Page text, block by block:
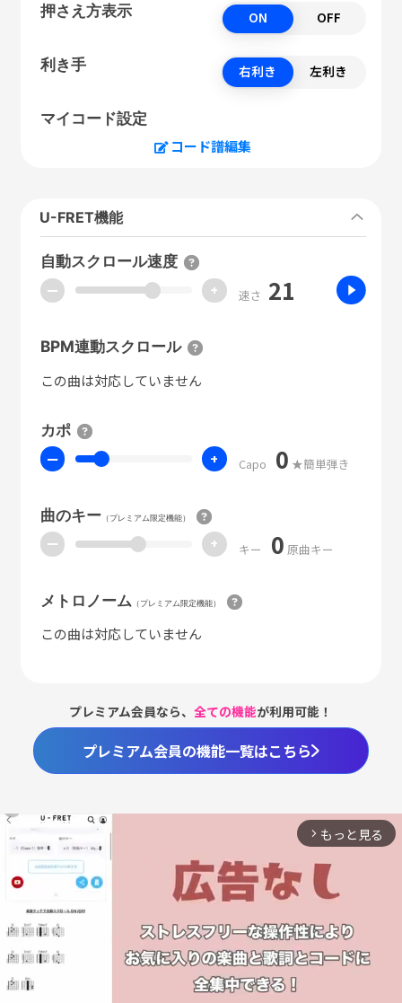
押さえ方表示 ON OFF
利き手 右利き 左利き
マイコード設定
コード譜編集
U-FRET機能
自動スクロール速度
ー + 速さ 21
BPM連動スクロール
この曲は対応していません
カポ
ー + Capo 0 ★簡単弾き
曲のキー（プレミアム限定機能）
ー + キー 0 原曲キー
メトロノーム （プレミアム限定機能）
この曲は対応していません
プレミアム会員なら、全ての機能が利用可能！
プレミアム会員の機能一覧はこちら
arrow_forward_ios もっと見る